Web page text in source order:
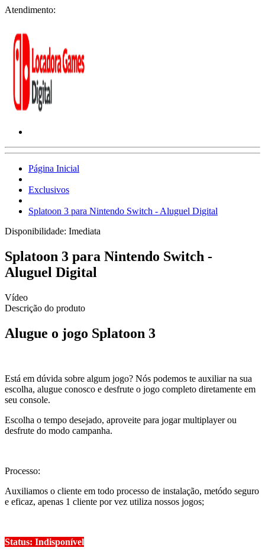
Atendimento:
Página Inicial
Exclusivos
Splatoon 3 para Nintendo Switch - Aluguel Digital
Disponibilidade: Imediata
Splatoon 3 para Nintendo Switch -
Aluguel Digital
Vídeo
Descrição do produto
Alugue o jogo Splatoon 3
Está em dúvida sobre algum jogo? Nós podemos te auxiliar na sua
escolha, alugue conosco e desfrute o jogo completo diretamente em
seu console.
Escolha o tempo desejado, aproveite para jogar multiplayer ou
desfrute do modo campanha.
Processo:
Auxiliamos o cliente em todo processo de instalação, metódo seguro
e eficaz, apenas 1 cliente por vez utiliza nossos jogos;
Status: Indisponível